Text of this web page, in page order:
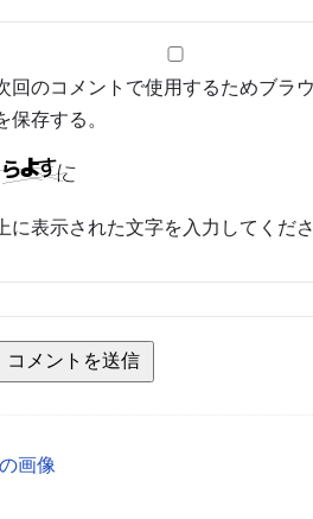
回のコメントで使用するためブラ
保存する。
に表示された文字を入力してくださ
画像